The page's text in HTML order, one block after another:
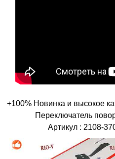
+100% Новинка и высокое
Переключатель
Артикул : 2108-